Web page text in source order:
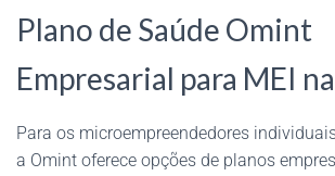
Plano de Saúde Omint
Empresarial para MEI
Para os microempreendedores
a Omint oferece opções de planos